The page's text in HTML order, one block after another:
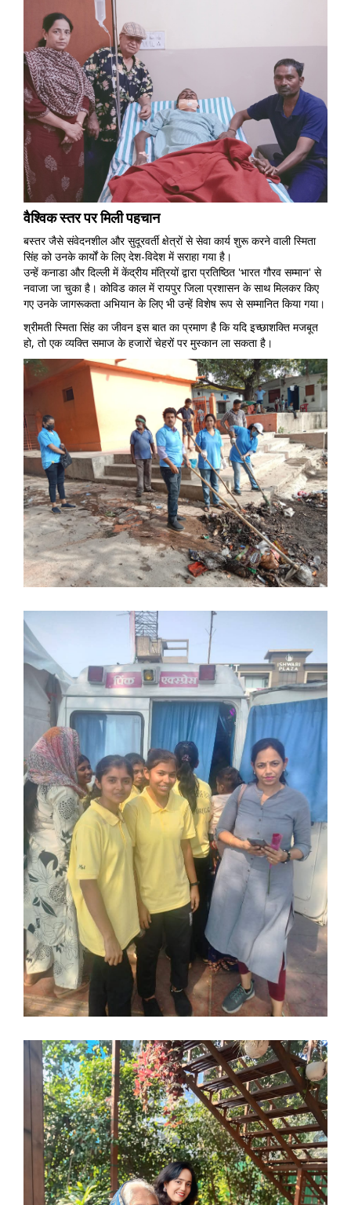
वैश्विक स्तर पर मिली पहचान
बस्तर जैसे संवेदनशील और सुदूरवर्ती क्षेत्रों से सेवा कार्य शुरू करने वाली स्मिता
सिंह को उनके कार्यों के लिए देश-विदेश में सराहा गया है।
उन्हें कनाडा और दिल्ली में केंद्रीय मंत्रियों द्वारा प्रतिष्ठित 'भारत गौरव सम्मान' से
नवाजा जा चुका है। कोविड काल में रायपुर जिला प्रशासन के साथ मिलकर किए
गए उनके जागरूकता अभियान के लिए भी उन्हें विशेष रूप से सम्मानित किया गया।
श्रीमती स्मिता सिंह का जीवन इस बात का प्रमाण है कि यदि इच्छाशक्ति मजबूत
हो, तो एक व्यक्ति समाज के हजारों चेहरों पर मुस्कान ला सकता है।